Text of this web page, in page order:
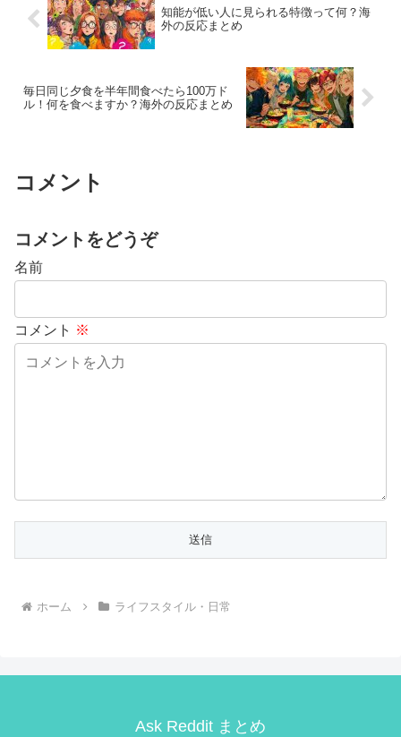
知能が低い人に見られる特徴って何？海
外の反応まとめ
毎日同じ夕食を半年間食べたら100万ド
ル！何を食べますか？海外の反応まとめ
コメント
コメントをどうぞ
名前
コメント ※
ホーム ライフスタイル・日常
Ask Reddit まとめ